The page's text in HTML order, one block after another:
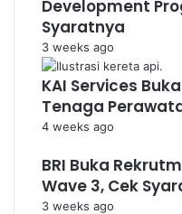
Development
Syaratnya
3 weeks ago
KAI Services
Tenaga
4 weeks ago
BRI Buka
Wave 3, Cek
3 weeks ago